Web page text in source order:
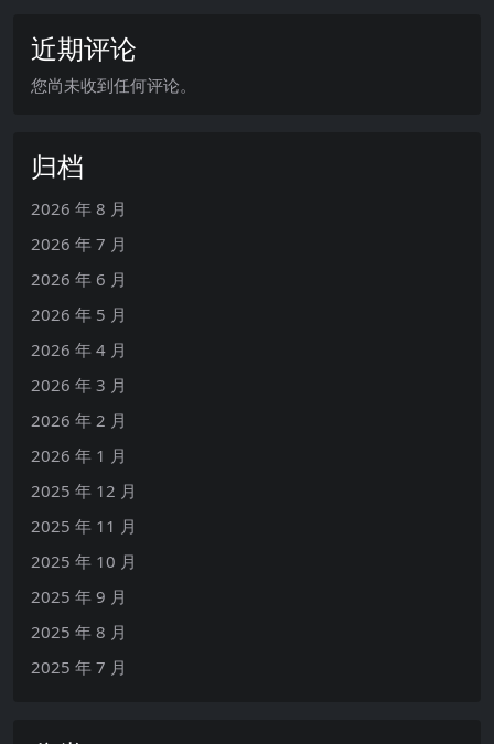
近期评论
您尚未收到任何评论。
归档
2026 年 8 月
2026 年 7 月
2026 年 6 月
2026 年 5 月
2026 年 4 月
2026 年 3 月
2026 年 2 月
2026 年 1 月
2025 年 12 月
2025 年 11 月
2025 年 10 月
2025 年 9 月
2025 年 8 月
2025 年 7 月